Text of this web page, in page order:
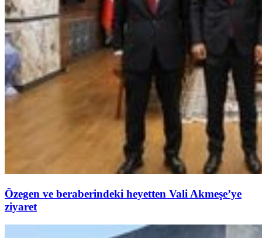
Özegen ve beraberindeki heyetten Vali Akmeşe’ye
ziyaret